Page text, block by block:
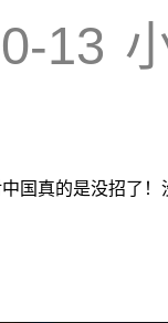
13
国真的是没招了！